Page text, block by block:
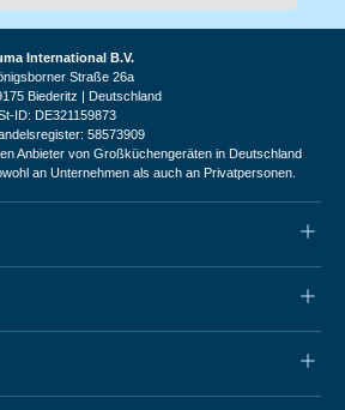
International B.V.
Straße 26a
Biederitz | Deutschland
ID: DE321159873
58573909
Anbieter von Großküchengeräten in Deutschland
an Unternehmen als auch an Privatpersonen.